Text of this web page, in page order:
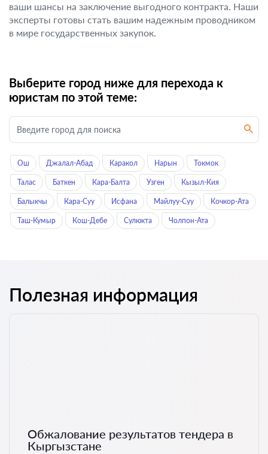
ваши шансы на заключение выгодного контракта. Наши
эксперты готовы стать вашим надежным проводником
в мире государственных закупок.
Выберите город ниже для перехода к
юристам по этой теме:
Ош Джалал-Абад Каракол Нарын Токмок
Талас Баткен Кара-Балта Узген Кызыл-Кия
Балыкчы Кара-Суу Исфана Майлуу-Суу Кочкор-Ата
Таш-Кумыр Кош-Дебе Сулюкта Чолпон-Ата
Полезная информация
Обжалование результатов тендера в
Кыргызстане